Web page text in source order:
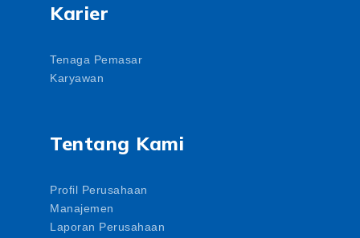
Karier
Tenaga Pemasar
Karyawan
Tentang Kami
Profil Perusahaan
Manajemen
Laporan Perusahaan